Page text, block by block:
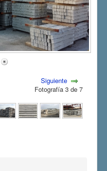
Siguiente
Fotografía 3 de 7